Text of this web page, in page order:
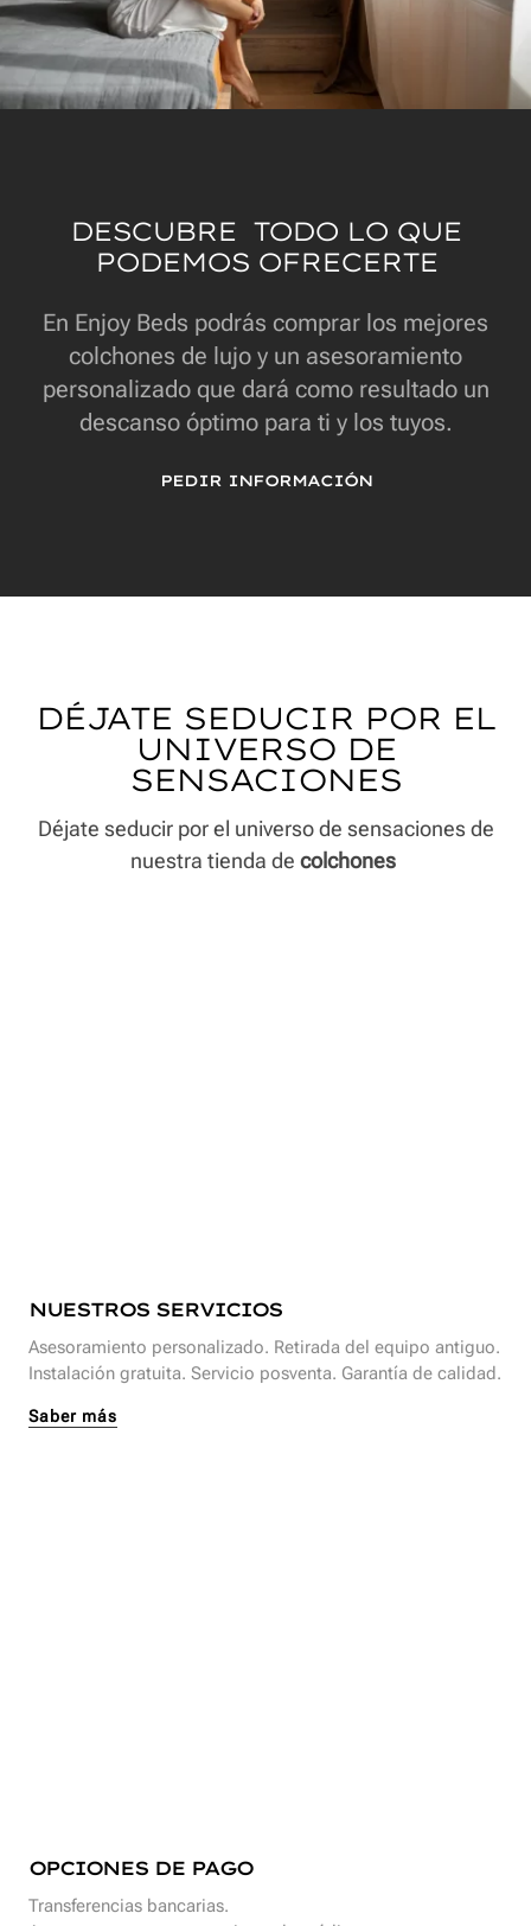
DESCUBRE TODO LO QUE
PODEMOS OFRECERTE
En Enjoy Beds podrás comprar los mejores
colchones de lujo y un asesoramiento
personalizado que dará como resultado un
descanso óptimo para ti y los tuyos.
PEDIR INFORMACIÓN
DÉJATE SEDUCIR POR EL
UNIVERSO DE
SENSACIONES
Déjate seducir por el universo de sensaciones de
nuestra tienda de colchones
NUESTROS SERVICIOS
Asesoramiento personalizado. Retirada del equipo antiguo.
Instalación gratuita. Servicio posventa. Garantía de calidad.
Saber más
OPCIONES DE PAGO
Transferencias bancarias.